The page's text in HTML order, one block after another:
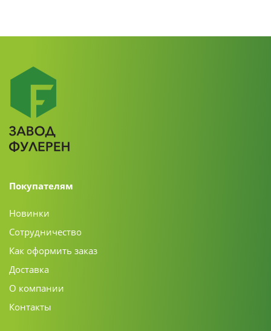
Покупателям
Новинки
Сотрудничество
Как оформить заказ
Доставка
О компании
Контакты